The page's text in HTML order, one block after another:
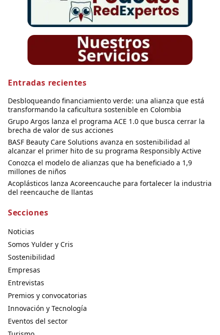
Entradas recientes
Desbloqueando financiamiento verde: una alianza que está
transformando la caficultura sostenible en Colombia
Grupo Argos lanza el programa ACE 1.0 que busca cerrar la
brecha de valor de sus acciones
BASF Beauty Care Solutions avanza en sostenibilidad al
alcanzar el primer hito de su programa Responsibly Active
Conozca el modelo de alianzas que ha beneficiado a 1,9
millones de niños
Acoplásticos lanza Acoreencauche para fortalecer la industria
del reencauche de llantas
Secciones
Noticias
Somos Yulder y Cris
Sostenibilidad
Empresas
Entrevistas
Premios y convocatorias
Innovación y Tecnología
Eventos del sector